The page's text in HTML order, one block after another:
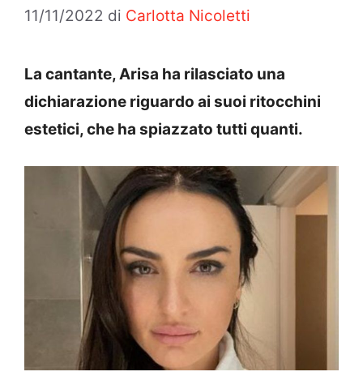
11/11/2022 di Carlotta Nicoletti
La cantante, Arisa ha rilasciato una
dichiarazione riguardo ai suoi ritocchini
estetici, che ha spiazzato tutti quanti.